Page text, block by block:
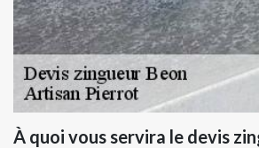
À quoi vous servira le devis